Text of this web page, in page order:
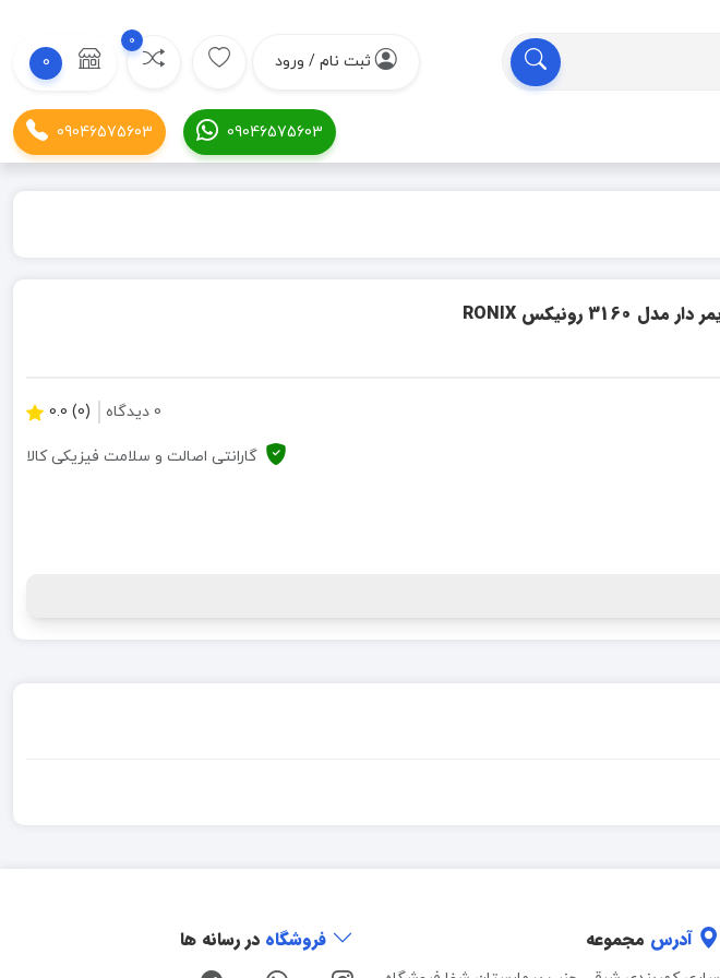
ثبت نام / ورود
0
0
09046575603
09046575603
0 دیدگاه (0) 0.0
گارانتی اصالت و سلامت فیزیکی کالا
آدرس مجموعه فروشگاه در رسانه ها